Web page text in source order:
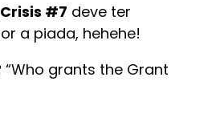
#7 deve ter
a piada, hehehe!
“Who grants the Grant